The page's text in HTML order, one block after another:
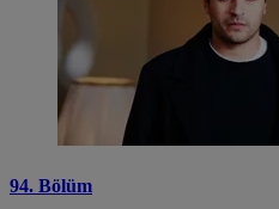
94. Bölüm